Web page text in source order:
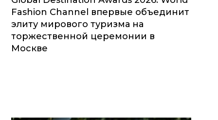
Fashion Channel впервые объединит
элиту мирового туризма на
торжественной церемонии в
Москве